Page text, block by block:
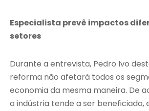
Especialista prevê impactos
setores
Durante a entrevista, Pedro Ivo
reforma não afetará todos os
economia da mesma maneira. De
a indústria tende a ser beneficiada,